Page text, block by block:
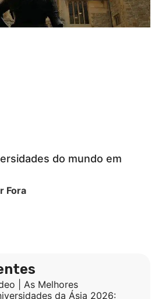
do mundo em
Fora
| As Melhores
da Ásia 2026: